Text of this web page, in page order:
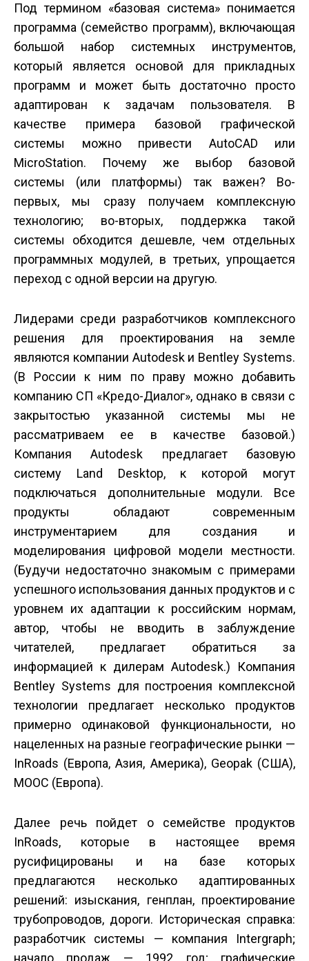
Под термином «базовая система» понимается
программа (семейство программ), включающая
большой набор системных инструментов,
который является основой для прикладных
программ и может быть достаточно просто
адаптирован к задачам пользователя. В
качестве примера базовой графической
системы можно привести AutoCAD или
MicroStation. Почему же выбор базовой
системы (или платформы) так важен? Во-
первых, мы сразу получаем комплексную
технологию; во-вторых, поддержка такой
системы обходится дешевле, чем отдельных
программных модулей, в третьих, упрощается
переход с одной версии на другую.
Лидерами среди разработчиков комплексного
решения для проектирования на земле
являются компании Autodesk и Bentley Systems.
(В России к ним по праву можно добавить
компанию СП «Кредо-Диалог», однако в связи с
закрытостью указанной системы мы не
рассматриваем ее в качестве базовой.)
Компания Autodesk предлагает базовую
систему Land Desktop, к которой могут
подключаться дополнительные модули. Все
продукты обладают современным
инструментарием для создания и
моделирования цифровой модели местности.
(Будучи недостаточно знакомым с примерами
успешного использования данных продуктов и с
уровнем их адаптации к российским нормам,
автор, чтобы не вводить в заблуждение
читателей, предлагает обратиться за
информацией к дилерам Autodesk.) Компания
Bentley Systems для построения комплексной
технологии предлагает несколько продуктов
примерно одинаковой функциональности, но
нацеленных на разные географические рынки —
InRoads (Европа, Азия, Америка), Geopak (США),
MOOC (Европа).
Далее речь пойдет о семействе продуктов
InRoads, которые в настоящее время
русифицированы и на базе которых
предлагаются несколько адаптированных
решений: изыскания, генплан, проектирование
трубопроводов, дороги. Историческая справка:
разработчик системы — компания Intergraph;
начало продаж — 1992 год; графические